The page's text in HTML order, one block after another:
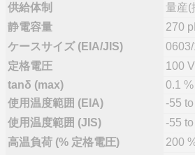
供給体制
量産(
静電容量
270
ケースサイズ (EIA/JIS)
定格電圧
100 V
tanδ (max)
0.1 %
使用温度範囲 (EIA)
-55
使用温度範囲 (JIS)
-55
高温負荷 (% 定格電圧)
200